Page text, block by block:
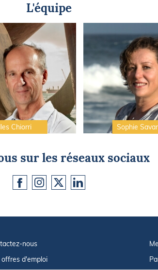
L'équipe
Chiorri Sophie
sur les réseaux sociaux
nous
offres d'emploi